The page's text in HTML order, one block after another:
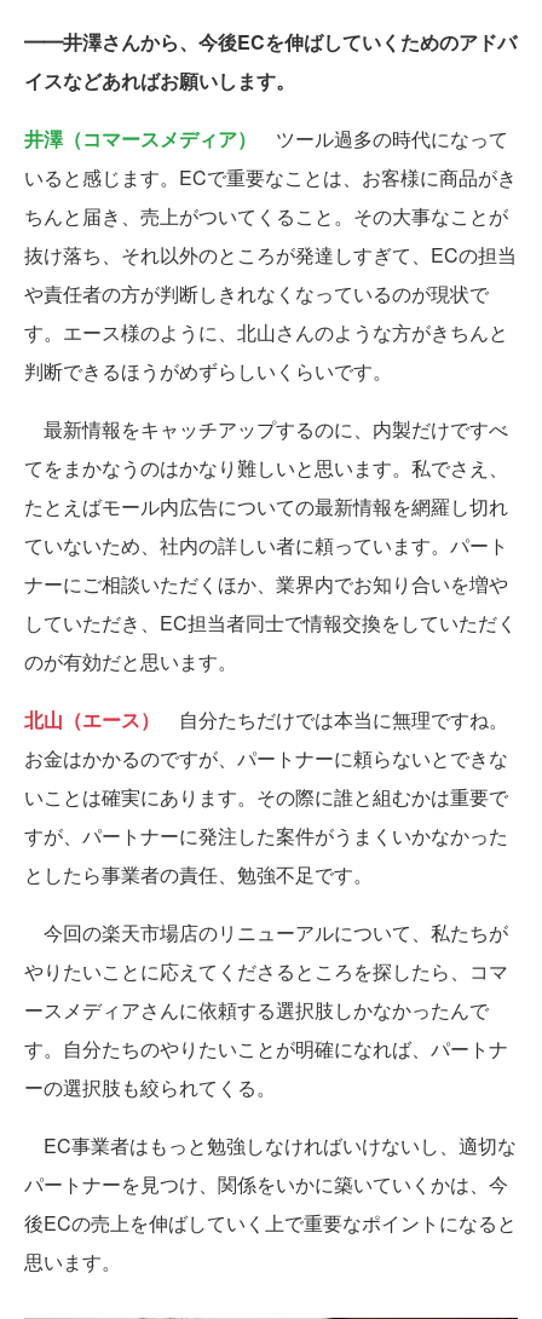
━━井澤さんから、今後ECを伸ばしていくためのアドバ
イスなどあればお願いします。
井澤（コマースメディア） ツール過多の時代になって
いると感じます。ECで重要なことは、お客様に商品がき
ちんと届き、売上がついてくること。その大事なことが
抜け落ち、それ以外のところが発達しすぎて、ECの担当
や責任者の方が判断しきれなくなっているのが現状で
す。エース様のように、北山さんのような方がきちんと
判断できるほうがめずらしいくらいです。
最新情報をキャッチアップするのに、内製だけですべ
てをまかなうのはかなり難しいと思います。私でさえ、
たとえばモール内広告についての最新情報を網羅し切れ
ていないため、社内の詳しい者に頼っています。パート
ナーにご相談いただくほか、業界内でお知り合いを増や
していただき、EC担当者同士で情報交換をしていただく
のが有効だと思います。
北山（エース） 自分たちだけでは本当に無理ですね。
お金はかかるのですが、パートナーに頼らないとできな
いことは確実にあります。その際に誰と組むかは重要で
すが、パートナーに発注した案件がうまくいかなかった
としたら事業者の責任、勉強不足です。
今回の楽天市場店のリニューアルについて、私たちが
やりたいことに応えてくださるところを探したら、コマ
ースメディアさんに依頼する選択肢しかなかったんで
す。自分たちのやりたいことが明確になれば、パートナ
ーの選択肢も絞られてくる。
EC事業者はもっと勉強しなければいけないし、適切な
パートナーを見つけ、関係をいかに築いていくかは、今
後ECの売上を伸ばしていく上で重要なポイントになると
思います。